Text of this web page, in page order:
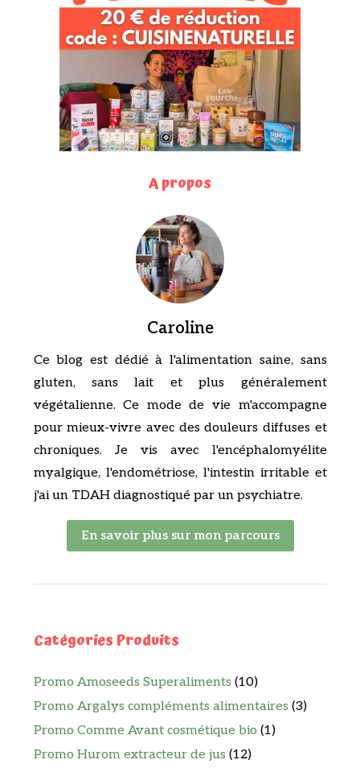
A propos
Caroline
Ce blog est dédié à l'alimentation saine, sans
gluten, sans lait et plus généralement
végétalienne. Ce mode de vie m'accompagne
pour mieux-vivre avec des douleurs diffuses et
chroniques. Je vis avec l'encéphalomyélite
myalgique, l'endométriose, l'intestin irritable et
j'ai un TDAH diagnostiqué par un psychiatre.
En savoir plus sur mon parcours
Catégories Produits
Promo Amoseeds Superaliments (10)
Promo Argalys compléments alimentaires (3)
Promo Comme Avant cosmétique bio (1)
Promo Hurom extracteur de jus (12)